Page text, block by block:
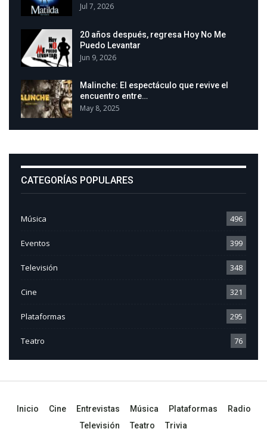
Jul 7, 2026
20 años después, regresa Hoy No Me
Puedo Levantar
Jun 9, 2026
Malinche: El espectáculo que revive el
encuentro entre…
May 8, 2025
CATEGORÍAS POPULARES
Música 496
Eventos 399
Televisión 348
Cine 321
Plataformas 295
Teatro 76
Inicio Cine Entrevistas Música Plataformas
Radio
Televisión
Teatro Trivia